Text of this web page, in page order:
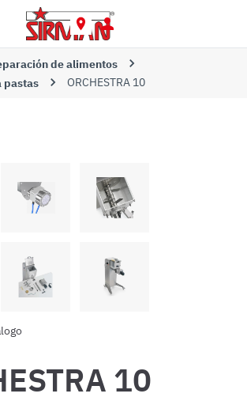
de alimentos
pastas
ORCHESTRA 10
10